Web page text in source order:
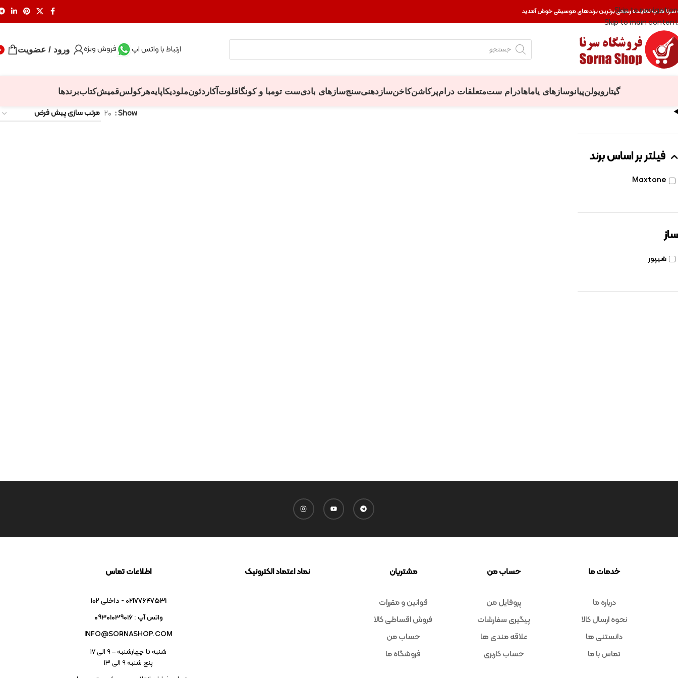
Skip to navigation
Skip to main content
سرنا شاپ نماینده رسمی برترین برندهای موسیقی خوش آمدید
ارتباط با واتس اپ فروش ویژه ورود / عضویت
گیتار ویولنپیانوسازهای یاماهادرام ستمتعلقات درامپرکاشنکاخنسازدهنیسنجسازهای بادیست تومبا و کونگافلوت آکاردئونملودیکاپایههرکولسقمیشکتاببرندها
فیلتر بر اساس برند
Maxtone
ساز
شیپور
Show ۲۰
خدمات ما
درباره ما
نحوه ارسال کالا
دانستنی ها
تماس با ما
حساب من
پروفایل من
پیگیری سفارشات
علاقه مندی ها
حساب کاربری
مشتریان
قوانین و مقررات
فروش اقساطی کالا
حساب من
فروشگاه ما
نماد اعتماد الکترونیک اطلاعات تماس
02177647531 - داخلی ۱۰۲
واتس آپ : 09301039016
INFO@SORNASHOP.COM
شنبه تا چهارشنبه – ۹ الی 17
پنج شنبه ۹ الی 13